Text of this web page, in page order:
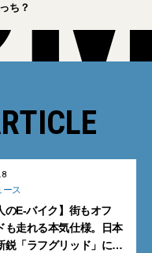
ち？
ース
のE-バイク】街もオフ
も走れる本気仕様。日本
鋭「ラフグリッド」に注